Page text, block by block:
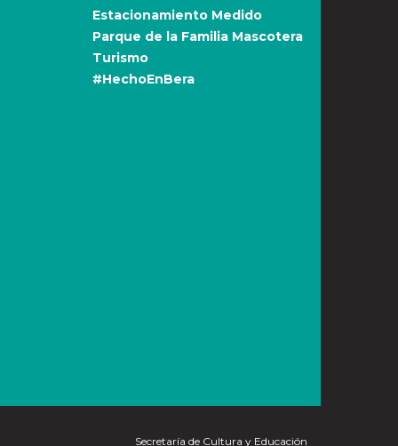
Estacionamiento Medido
Parque de la Familia Mascotera
Turismo
#HechoEnBera
Secretaría de Cultura y Educación